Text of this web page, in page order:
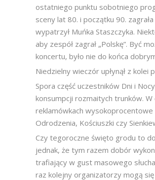
ostatniego punktu sobotniego
sceny lat 80. i początku 90.
wypatrzył Muńka Staszczyka.
aby zespół zagrał „Polskę”. Być
koncertu, było nie do końca
Niedzielny wieczór upłynął z kolei
Spora część uczestników Dni i
konsumpcji rozmaitych trunków.
reklamówkach wysokoprocentowe
Odrodzenia, Kościuszki czy
Czy tegoroczne święto grodu to
jednak, że tym razem dobór
trafiający w gust masowego
raz kolejny organizatorzy mogą